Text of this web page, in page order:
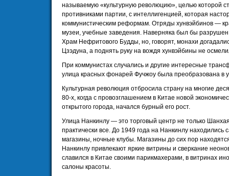
называемую «культурную революцию», целью которой
противниками партии, с интеллигенцией, которая
коммунистическим реформам. Отряды хунвэйбинов —
музеи, учебные заведения. Наверняка был бы
Храм Нефритового Будды, но, говорят, монахи
Цзэдуна, а поднять руку на вождя хунвэйбины не
При коммунистах случались и другие интересные
улица красных фонарей Фучжоу была преобразована в
Культурная революция отбросила страну на многие
80-х, когда с провозглашением в Китае новой
открытого города, начался бурный его рост.
Улица Нанкинлу — это торговый центр не только
практически все. До 1949 года на Нанкинлу
магазины, ночные клубы. Магазины до сих пор
Нанкинлу привлекают яркие витрины и сверкание
славился в Китае своими парикмахерами, в витринах
салоны красоты.